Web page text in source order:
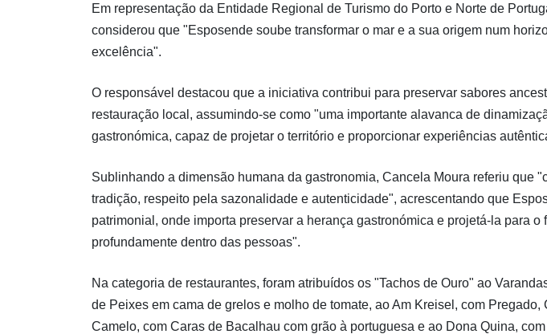
Em representação da Entidade Regional de Turismo do Porto e Norte de
considerou que "Esposende soube transformar o mar e a sua origem num
excelência".
O responsável destacou que a iniciativa contribui para preservar sabores
restauração local, assumindo-se como "uma importante alavanca de
gastronómica, capaz de projetar o território e proporcionar experiências
Sublinhando a dimensão humana da gastronomia, Cancela Moura referiu que
tradição, respeito pela sazonalidade e autenticidade", acrescentando que
patrimonial, onde importa preservar a herança gastronómica e projetá-la para o
profundamente dentro das pessoas".
Na categoria de restaurantes, foram atribuídos os "Tachos de Ouro" ao
de Peixes em cama de grelos e molho de tomate, ao Am Kreisel, com
Camelo, com Caras de Bacalhau com grão à portuguesa e ao Dona Quina,